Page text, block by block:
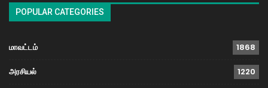
POPULAR CATEGORIES
மாவட்டம் 1868
அரசியல் 1220